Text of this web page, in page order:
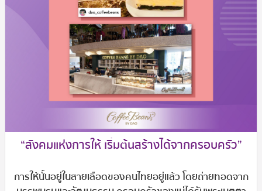
“สังคมแห่งการให้ เริ่มต้นสร้างได้จากครอบครัว”
การให้นั้นอยู่ในสายเลือดของคนไทยอยู่แล้ว โดยถ่ายทอดจาก